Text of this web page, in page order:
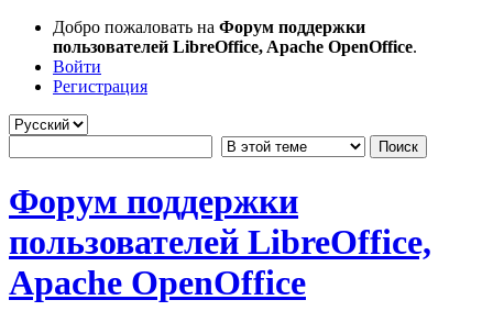
Добро пожаловать на Форум поддержки
пользователей LibreOffice, Apache OpenOffice.
Войти
Регистрация
Форум поддержки
пользователей LibreOffice,
Apache OpenOffice